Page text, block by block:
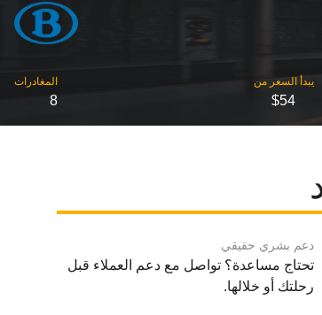
‎يبدأ السعر من
$54
8
دعم بشري حقيقي
تحتاج مساعدة؟ تواصل مع دعم العملاء قبل
رحلتك أو خلالها.